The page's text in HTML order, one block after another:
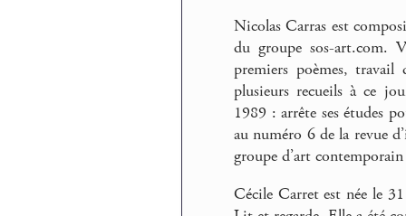
Nicolas Carras est
du groupe sos-art.com.
premiers poèmes, travail
plusieurs recueils à ce
1989 : arrête ses études
au numéro 6 de la revue
groupe d’art
Cécile Carret est née le